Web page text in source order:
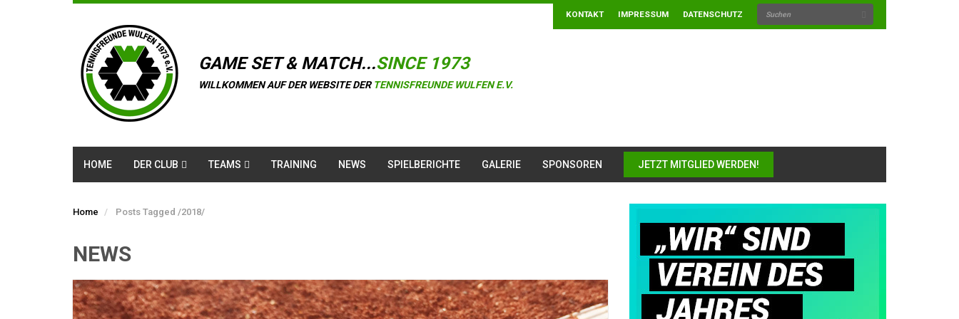
KONTAKT IMPRESSUM DATENSCHUTZ
GAME SET & MATCH...SINCE 1973
WILLKOMMEN AUF DER WEBSITE DER TENNISFREUNDE WULFEN E.V.
HOME DER CLUB TEAMS TRAINING NEWS SPIELBERICHTE GALERIE SPONSOREN JETZT MITGLIED WERDEN!
Home Posts Tagged /2018/
NEWS